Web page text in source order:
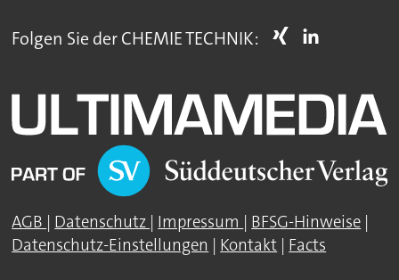
Folgen Sie der CHEMIE TECHNIK:
AGB | Datenschutz | Impressum | BFSG-Hinweise |
Datenschutz-Einstellungen | Kontakt | Facts